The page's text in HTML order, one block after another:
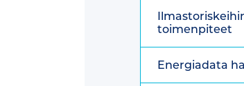
toimenpiteet
Energiadata